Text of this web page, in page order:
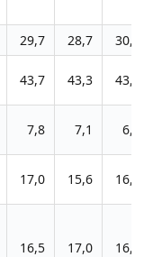
29,7 28,7
30,0
43,7 43,3 43,4
7,8 7,1 6,2
17,0 15,6 16,7
16,5 17,0 16,0